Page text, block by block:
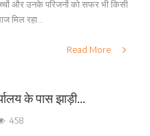
और उनके परिजनों को सफर भी किसी
मिल रहा...
Read More
के पास झाड़ी...
458